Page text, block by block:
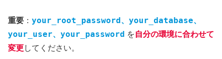
重要 ： your_root_password 、 your_database、
your_user、 your_password を自分の環境に合わせて
変更してください。